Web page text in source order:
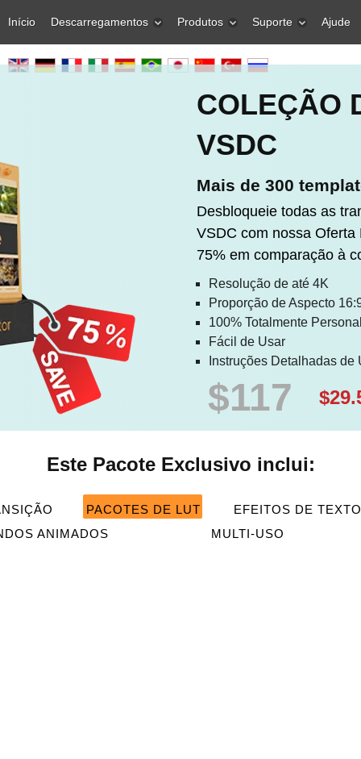
Início Descarregamentos Produtos Suporte Ajude
COLEÇÃO
VSDC
Mais de 300
Desbloqueie todas as
VSDC com nossa
75% em comparação à
Resolução de até 4K
Proporção de Aspecto
100% Totalmente
Fácil de Usar
Instruções Detalhadas de
$117
Este Pacote Exclusivo inclui:
PACOTES DE LUT
EFEITOS DE TEXTO
ANIMADOS
MULTI-USO